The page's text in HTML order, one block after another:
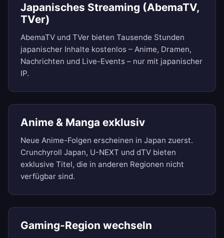
Japanisches Streaming (AbemaTV,
TVer)
AbemaTV und TVer bieten Tausende Stunden
japanischer Inhalte kostenlos – Anime, Dramen,
Nachrichten und Live-Events – nur mit japanischer
IP.
Anime & Manga exklusiv
Neue Anime-Folgen erscheinen in Japan zuerst.
Crunchyroll Japan, U-NEXT und dTV bieten
exklusive Titel, die in anderen Regionen nicht
verfügbar sind.
Gaming-Region wechseln